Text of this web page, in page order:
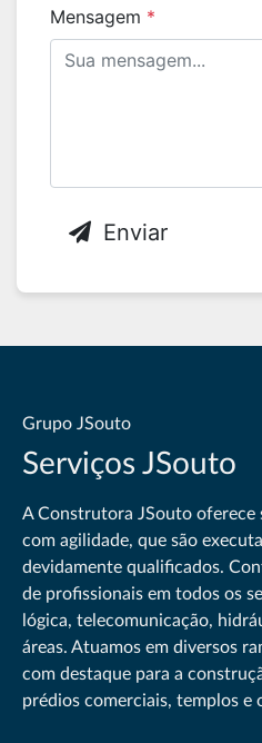
Mensagem *
Enviar
Grupo JSouto
Serviços JSouto
A Construtora JSouto oferece
com agilidade, que são
devidamente qualificados.
de profissionais em todos os
lógica, telecomunicação,
áreas. Atuamos em diversos
com destaque para a
prédios comerciais, templos e